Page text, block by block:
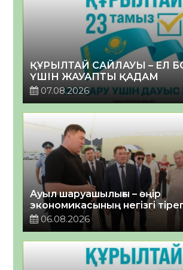
ҚҰРЫЛТАЙ САЙЛАУЫ – ЕЛ
ҮШІН ЖАУАПТЫ ҚАДАМ
07.08.2026
Ауыл шаруашылығы – өңір
экономикасының негізгі
06.08.2026